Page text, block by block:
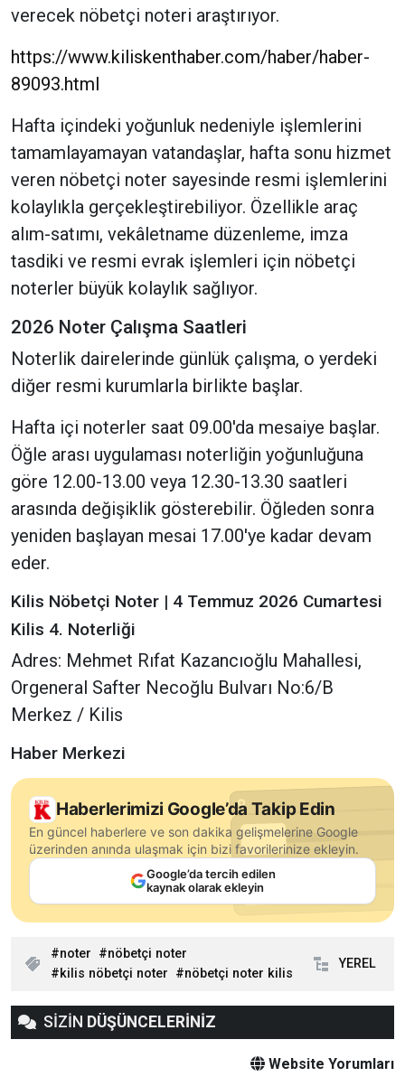
verecek nöbetçi noteri araştırıyor.
https://www.kiliskenthaber.com/haber/haber-
89093.html
Hafta içindeki yoğunluk nedeniyle işlemlerini
tamamlayamayan vatandaşlar, hafta sonu hizmet
veren nöbetçi noter sayesinde resmi işlemlerini
kolaylıkla gerçekleştirebiliyor. Özellikle araç
alım-satımı, vekâletname düzenleme, imza
tasdiki ve resmi evrak işlemleri için nöbetçi
noterler büyük kolaylık sağlıyor.
2026 Noter Çalışma Saatleri
Noterlik dairelerinde günlük çalışma, o yerdeki
diğer resmi kurumlarla birlikte başlar.
Hafta içi noterler saat 09.00'da mesaiye başlar.
Öğle arası uygulaması noterliğin yoğunluğuna
göre 12.00-13.00 veya 12.30-13.30 saatleri
arasında değişiklik gösterebilir. Öğleden sonra
yeniden başlayan mesai 17.00'ye kadar devam
eder.
Kilis Nöbetçi Noter | 4 Temmuz 2026 Cumartesi
Kilis 4. Noterliği
Adres: Mehmet Rıfat Kazancıoğlu Mahallesi,
Orgeneral Safter Necoğlu Bulvarı No:6/B
Merkez / Kilis
Haber Merkezi
Haberlerimizi Google’da Takip Edin
En güncel haberlere ve son dakika gelişmelerine Google
üzerinden anında ulaşmak için bizi favorilerinize ekleyin.
Google’da tercih edilen
kaynak olarak ekleyin
noter
nöbetçi noter
kilis nöbetçi noter
nöbetçi noter kilis
YEREL
SİZİN DÜŞÜNCELERİNİZ
Website Yorumları